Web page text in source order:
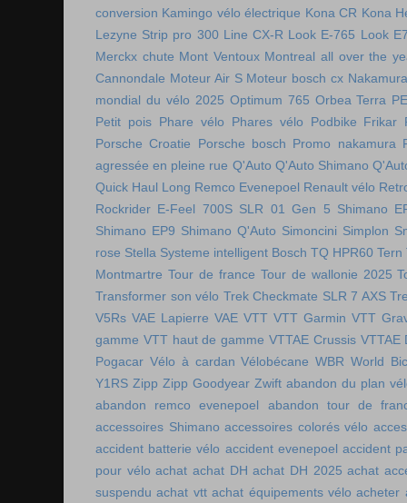
conversion Kamingo vélo électrique Kona CR Kona
Lezyne Strip pro 300 Line CX-R Look E-765 Look
Merckx chute Mont Ventoux Montreal all over the
Cannondale Moteur Air S Moteur bosch cx
mondial du vélo 2025 Optimum 765 Orbea Terra
Petit pois Phare vélo Phares vélo Podbike Frikar
Porsche Croatie
Porsche bosch Promo nakamura
agressée en pleine rue Q'Auto Q'Auto Shimano
Quick Haul Long Remco Evenepoel Renault vélo
Rockrider E-Feel 700S SLR 01 Gen 5 Shimano
Shimano EP9 Shimano Q'Auto Simoncini Simplon
rose Stella Systeme intelligent Bosch TQ HPR60 Tern
Montmartre Tour de france Tour de wallonie 2025
Transformer son vélo Trek Checkmate SLR 7 AXS
V5Rs VAE Lapierre VAE VTT VTT Garmin VTT
gamme VTT haut de gamme VTTAE Crussis VTTAE
Pogacar Vélo à cardan Vélobécane WBR World
Y1RS Zipp Zipp Goodyear Zwift abandon du plan
abandon remco evenepoel
abandon tour de
accessoires Shimano accessoires colorés vélo
accident batterie vélo accident evenepoel accident
pour vélo achat achat DH achat DH 2025 achat
suspendu achat vtt achat équipements vélo acheter